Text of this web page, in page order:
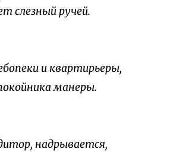
слезный ручей.
и квартирьеры,
манеры.
надрывается,